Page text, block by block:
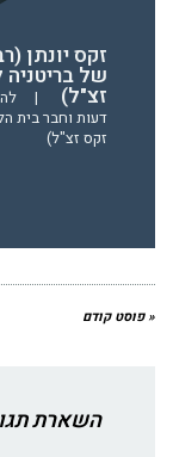
זקס יונתן
של
זצ"ל) |
דעות וחבר בית
זקס זצ"ל)
« פוסט קודם
השארת